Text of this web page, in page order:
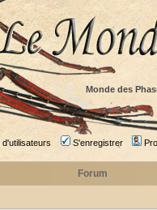
Monde des
S'enregistrer
Forum